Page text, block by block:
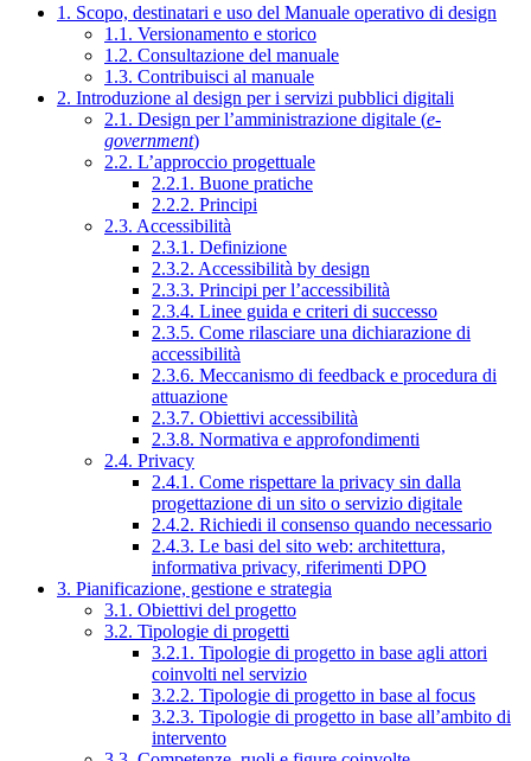
1. Scopo, destinatari e uso del Manuale operativo di design
1.1. Versionamento e storico
1.2. Consultazione del manuale
1.3. Contribuisci al manuale
2. Introduzione al design per i servizi pubblici digitali
2.1. Design per l’amministrazione digitale (e-
government)
2.2. L’approccio progettuale
2.2.1. Buone pratiche
2.2.2. Principi
2.3. Accessibilità
2.3.1. Definizione
2.3.2. Accessibilità by design
2.3.3. Principi per l’accessibilità
2.3.4. Linee guida e criteri di successo
2.3.5. Come rilasciare una dichiarazione di
accessibilità
2.3.6. Meccanismo di feedback e procedura di
attuazione
2.3.7. Obiettivi accessibilità
2.3.8. Normativa e approfondimenti
2.4. Privacy
2.4.1. Come rispettare la privacy sin dalla
progettazione di un sito o servizio digitale
2.4.2. Richiedi il consenso quando necessario
2.4.3. Le basi del sito web: architettura,
informativa privacy, riferimenti DPO
3. Pianificazione, gestione e strategia
3.1. Obiettivi del progetto
3.2. Tipologie di progetti
3.2.1. Tipologie di progetto in base agli attori
coinvolti nel servizio
3.2.2. Tipologie di progetto in base al focus
3.2.3. Tipologie di progetto in base all’ambito di
intervento